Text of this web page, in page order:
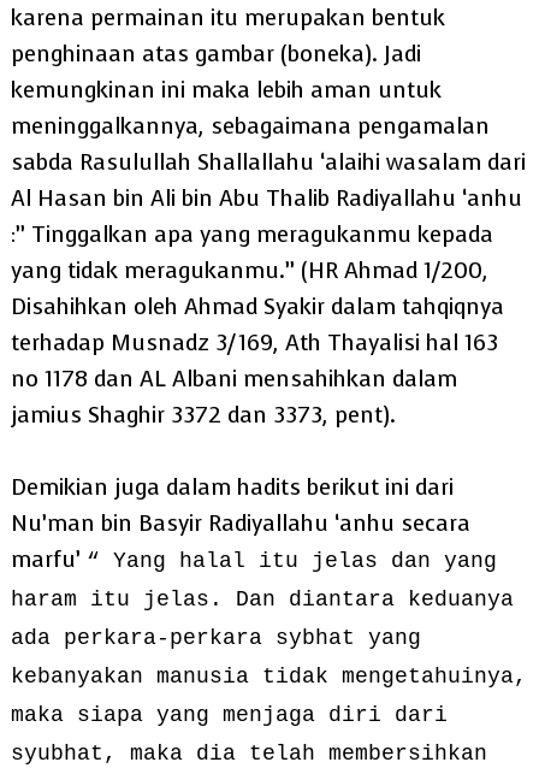
karena permainan itu merupakan bentuk
penghinaan atas gambar (boneka). Jadi
kemungkinan ini maka lebih aman untuk
meninggalkannya, sebagaimana pengamalan
sabda Rasulullah Shallallahu ‘alaihi wasalam dari
Al Hasan bin Ali bin Abu Thalib Radiyallahu ‘anhu
:” Tinggalkan apa yang meragukanmu kepada
yang tidak meragukanmu.” (HR Ahmad 1/200,
Disahihkan oleh Ahmad Syakir dalam tahqiqnya
terhadap Musnadz 3/169, Ath Thayalisi hal 163
no 1178 dan AL Albani mensahihkan dalam
jamius Shaghir 3372 dan 3373, pent).
Demikian juga dalam hadits berikut ini dari
Nu’man bin Basyir Radiyallahu ‘anhu secara
marfu’ “ Yang halal itu jelas dan yang
haram itu jelas. Dan diantara keduanya
ada perkara-perkara sybhat yang
kebanyakan manusia tidak mengetahuinya,
maka siapa yang menjaga diri dari
syubhat, maka dia telah membersihkan